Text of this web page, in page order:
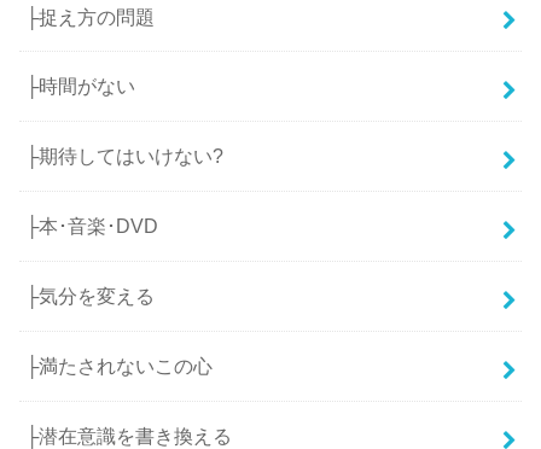
├捉え方の問題
├時間がない
├期待してはいけない?
├本･音楽･DVD
├気分を変える
├満たされないこの心
├潜在意識を書き換える